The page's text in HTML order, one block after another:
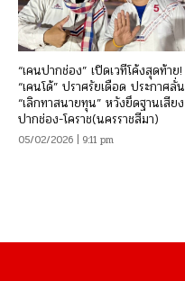
“เคนปากช่อง” เปิดเวทีโค้งสุดท้าย!
“เคนโด้” ปราศรัยเดือด ประกาศลั่น
“เลิกทาสนายทุน” หวังยึดฐานเสียง
ปากช่อง-โคราช(นครราชสีมา)
05/02/2026 | 9:11 pm